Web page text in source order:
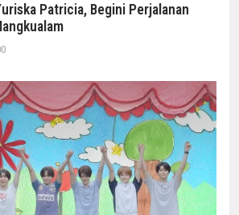
Patricia, Begini Perjalanan